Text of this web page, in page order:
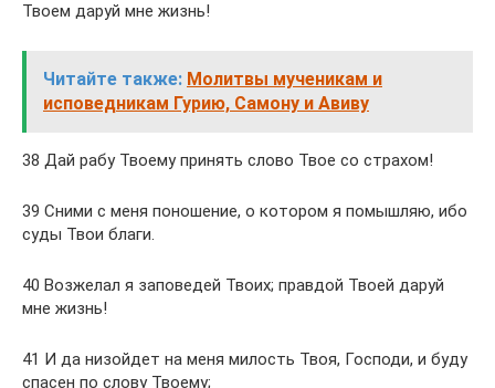
Твоем даруй мне жизнь!
Читайте также: Молитвы мученикам и
исповедникам Гурию, Самону и Авиву
38 Дай рабу Твоему принять слово Твое со страхом!
39 Сними с меня поношение, о котором я помышляю, ибо
суды Твои благи.
40 Возжелал я заповедей Твоих; правдой Твоей даруй
мне жизнь!
41 И да низойдет на меня милость Твоя, Господи, и буду
спасен по слову Твоему;